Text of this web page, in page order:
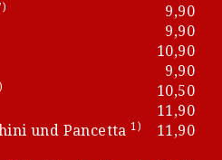
9,90
9,90
10,90
9,90
10,50
11,90
und Pancetta 1)
11,90